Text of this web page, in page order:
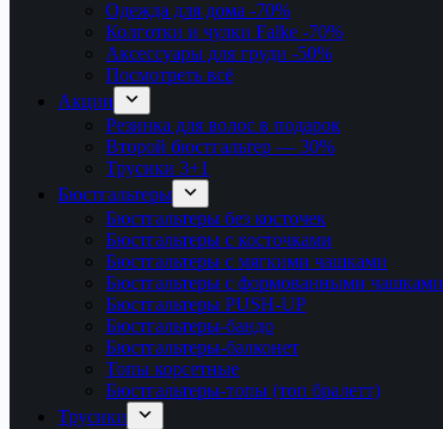
Одежда для дома -70%
Колготки и чулки Falke -70%
Аксессуары для груди -50%
Посмотреть всё
Акции
Резинка для волос в подарок
Второй бюстгальтер — 30%
Трусики 3+1
Бюстгальтеры
Бюстгальтеры без косточек
Бюстгальтеры с косточками
Бюстгальтеры с мягкими чашками
Бюстгальтеры с формованными чашками
Бюстгальтеры PUSH-UP
Бюстгальтеры-бандо
Бюстгальтеры-балконет
Топы корсетные
Бюстгальтеры-топы (топ бралетт)
Трусики